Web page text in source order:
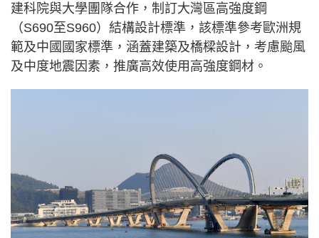
建科院與大學團隊合作，制訂大灣區高強度鋼
（S690至S960）結構設計標準，該標準參考歐洲規
範及中國國家標準，涵蓋建築及橋樑設計，考慮颱風
及中度地震因素，推廣高效使用高強度鋼材。